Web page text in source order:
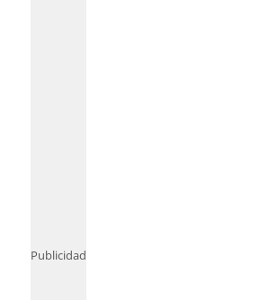
Publicidad